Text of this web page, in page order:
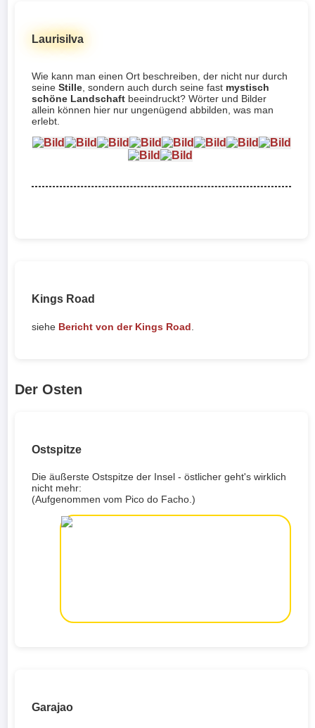
Laurisilva
Wie kann man einen Ort beschreiben, der nicht nur durch
seineStille , sondern auch durch seine fast mystisch
schöne Landschaft beeindruckt? Wörter und Bilder
allein können hier nur ungenügend abbilden, was man
erlebt.
Kings Road
siehe Bericht von der Kings Road
Der Osten
Ostspitze
Die äußerste Ostspitze der Insel - östlicher geht's wirklich
nicht mehr:
(Aufgenommen vom Pico do Facho.)
Garajao